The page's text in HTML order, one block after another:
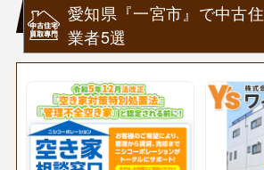
愛知県『一宮市』で中古
業者5選